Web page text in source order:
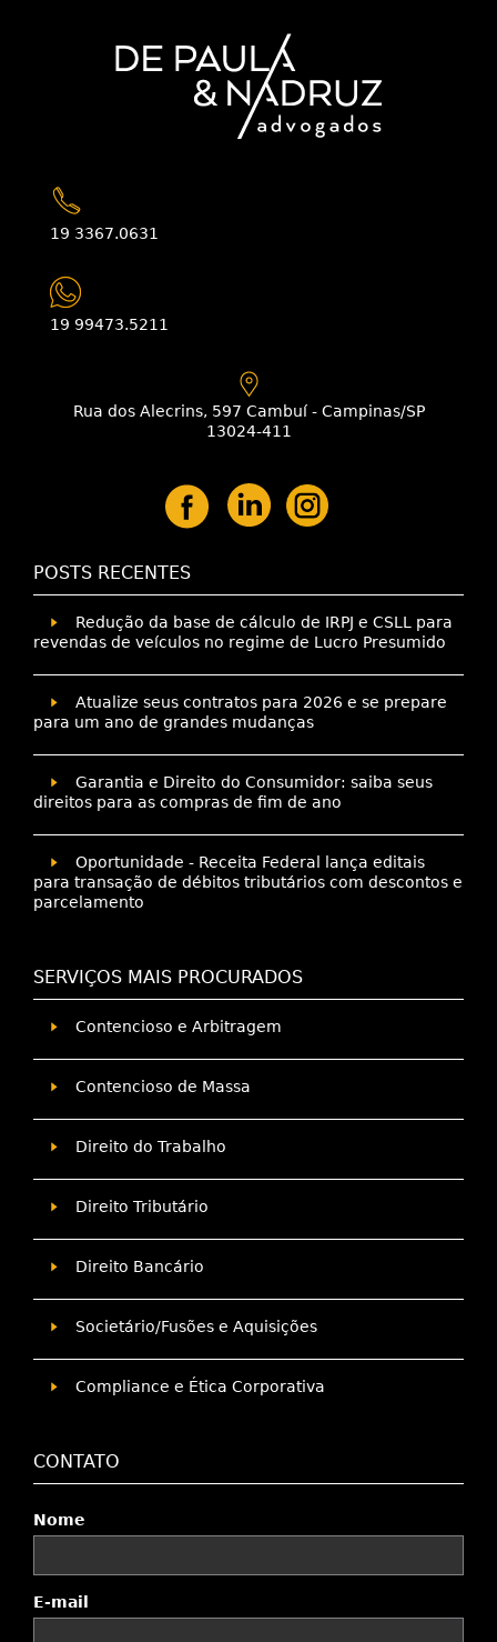
19 3367.0631
19 99473.5211
Rua dos Alecrins, 597 Cambuí - Campinas/SP
13024-411
POSTS RECENTES
Redução da base de cálculo de IRPJ e CSLL para
revendas de veículos no regime de Lucro Presumido
Atualize seus contratos para 2026 e se prepare
para um ano de grandes mudanças
Garantia e Direito do Consumidor: saiba seus
direitos para as compras de fim de ano
Oportunidade - Receita Federal lança editais
para transação de débitos tributários com descontos e
parcelamento
SERVIÇOS MAIS PROCURADOS
Contencioso e Arbitragem
Contencioso de Massa
Direito do Trabalho
Direito Tributário
Direito Bancário
Societário/Fusões e Aquisições
Compliance e Ética Corporativa
CONTATO
Nome
E-mail